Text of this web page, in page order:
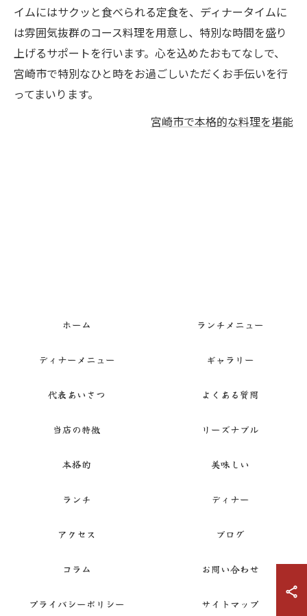
イムにはサクッと食べられる定食を、ディナータイムに
は雰囲気抜群のコース料理を用意し、特別な時間を盛り
上げるサポートを行います。心を込めたおもてなしで、
宮崎市で特別なひと時をお過ごしいただくお手伝いを行
ってまいります。
宮崎市で本格的な料理を堪能
ホーム ランチメニュー
ディナーメニュー ギャラリー
代表あいさつ よくある質問
当店の特徴 リーズナブル
本格的 美味しい
ランチ ディナー
アクセス ブログ
コラム お問い合わせ
プライバシーポリシー サイトマップ